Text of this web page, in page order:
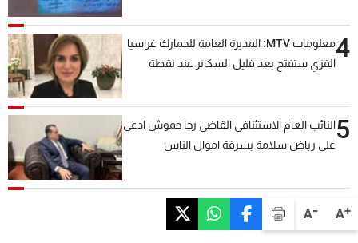
A+
A-
4
معلومات MTV: المديرة العامة للجمارك غراسيا
القزي ستفتح بعد قليل السكانر عند نقطة
السعودية والدول العربية
5النائب العام الاستئنافي القاضي رجا حموش ادعى
على رياض سلامة بسرقة اموال الناس